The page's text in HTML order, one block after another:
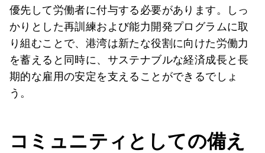
優先して労働者に付与する必要があります。しっ
かりとした再訓練および能力開発プログラムに取
り組むことで、港湾は新たな役割に向けた労働力
を蓄えると同時に、サステナブルな経済成長と長
期的な雇用の安定を支えることができるでしょ
う。
コミュニティとしての備え